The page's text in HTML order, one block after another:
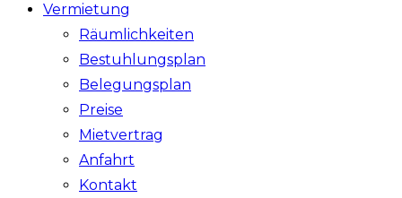
Vermietung
Räumlichkeiten
Bestuhlungsplan
Belegungsplan
Preise
Mietvertrag
Anfahrt
Kontakt